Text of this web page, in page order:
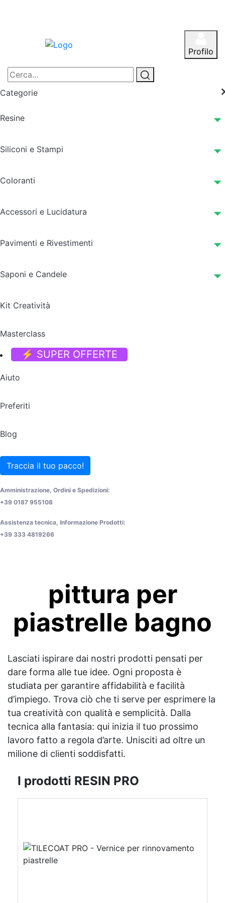
Profilo
Categorie
Resine
Siliconi e Stampi
Coloranti
Accessori e Lucidatura
Pavimenti e Rivestimenti
Saponi e Candele
Kit Creatività
Masterclass
⚡ SUPER OFFERTE
Aiuto
Preferiti
Blog
Traccia il tuo pacco!
Amministrazione, Ordini e Spedizioni:
+39 0187 955108
Assistenza tecnica, Informazione Prodotti:
+39 333 4819266
pittura per
piastrelle bagno
Lasciati ispirare dai nostri prodotti pensati per
dare forma alle tue idee. Ogni proposta è
studiata per garantire affidabilità e facilità
d’impiego. Trova ciò che ti serve per esprimere la
tua creatività con qualità e semplicità. Dalla
tecnica alla fantasia: qui inizia il tuo prossimo
lavoro fatto a regola d’arte. Unisciti ad oltre un
milione di clienti soddisfatti.
I prodotti RESIN PRO